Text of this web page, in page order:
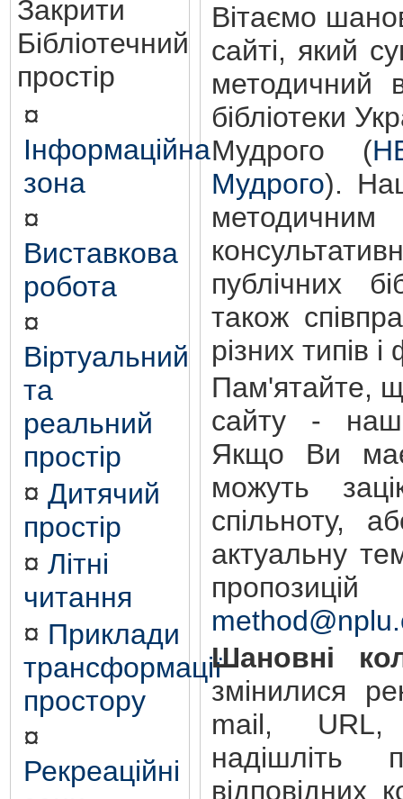
Бібліотечний
простір
¤
Інформаційна
зона
¤
Виставкова
робота
¤
Віртуальний
та
реальний
простір
¤ Дитячий
простір
¤ Літні
читання
¤ Приклади
трансформації
простору
¤
Рекреаційні
Вітаємо
сайті, який
методичний
бібліотеки
Мудрого (
Мудрого).
методичним
публічних
також
різних типів
Пам'ятайте,
сайту -
Якщо Ви
можуть
спільноту,
актуальну
Шановні
змінилися
mail,
надішліть
відповідних